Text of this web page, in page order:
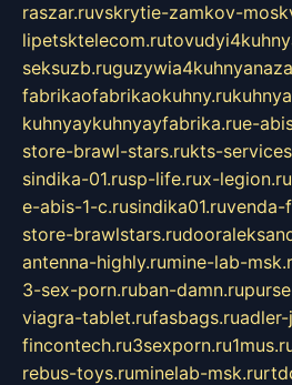
raszar.ruvskrytie-zamkov-
lipetsktelecom.ru
seksuzb.ru
fabrikaofabrikaokuhny.ru
kuhnyaykuhnyayfabrika.rue-
store-brawl-stars.rukts-
sindika-01.rusp-life.rux-legion.ru
e-abis-1-c.rusindika01.ruvenda-
store-brawlstars.ru
antenna-highly.rumine-lab-
3-sex-porn.ruban-damn.ru
viagra-tablet.rufasbags.ruadler-
fincontech.ru3sexporn.ru
rebus-toys.ruminelab-msk.ru